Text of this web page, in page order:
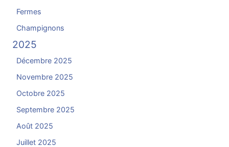
Fermes
Champignons
2025
Décembre 2025
Novembre 2025
Octobre 2025
Septembre 2025
Août 2025
Juillet 2025